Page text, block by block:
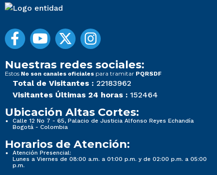
Nuestras redes sociales:
Estos No son canales oficiales para tramitar PQRSDF
Total de Visitantes : 22183962
Visitantes Últimas 24 horas : 152464
Ubicación Altas Cortes:
Calle 12 No 7 - 65, Palacio de Justicia Alfonso Reyes Echandía
Bogotá - Colombia
Horarios de Atención:
Atención Presencial:
Lunes a Viernes de 08:00 a.m. a 01:00 p.m. y de 02:00 p.m. a 05:00
p.m.